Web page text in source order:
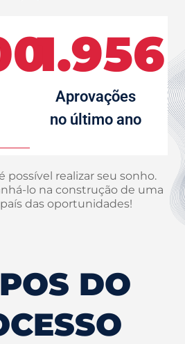
1.956
Aprovações
no último ano
possível realizar seu sonho.
lo na construção de uma
das oportunidades!
DO